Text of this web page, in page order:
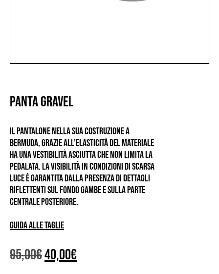
PANTA GRAVEL
Il pantalone nella sua costruzione a
bermuda, grazie all’elasticità del materiale
ha una vestibilità asciutta che non limita la
pedalata. La visibilità in condizioni di scarsa
luce è garantita dalla presenza di dettagli
riflettenti sul fondo gambe e sulla parte
centrale posteriore.
Guida alle taglie
95,00€Il
40,00€Il